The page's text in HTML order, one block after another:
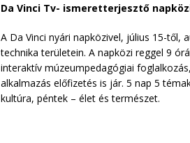
Da Vinci Tv- ismeretterjesztő
A Da Vinci nyári napközivel, július 15-
technika területein. A napközi reggel 9
interaktív múzeumpedagógiai
alkalmazás előfizetés is jár. 5 nap 5
kultúra, péntek – élet és természet.